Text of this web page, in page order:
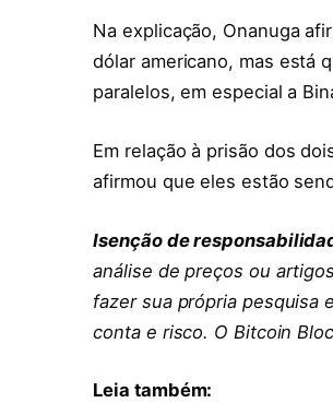
Na explicação, Onanuga
dólar americano, mas está
paralelos, em especial a
Em relação à prisão dos
afirmou que eles estão
Isenção de
análise de preços ou
fazer sua própria pesquisa
conta e risco. O Bitcoin
Leia também: